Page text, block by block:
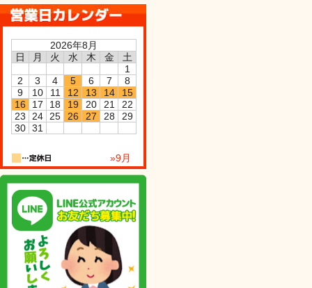
2026年8月
日
月 火 水 木 金
土
1
2
3 4 5 6 7
8
9
10 11 12 13 14
15
16
17 18 19 20 21
22
23
24 25 26 27 28
29
30 31
»9月